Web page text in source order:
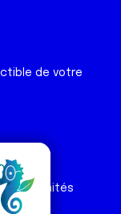
de votre
& comités